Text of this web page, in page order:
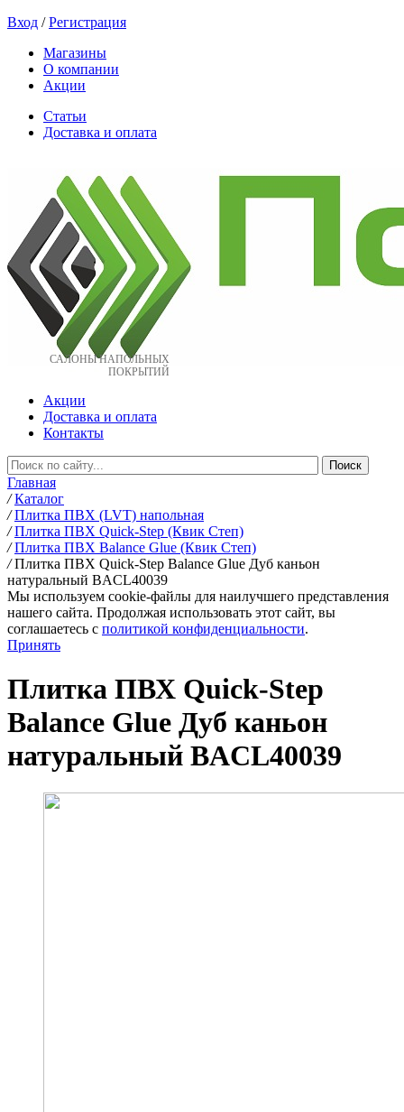
Вход /Регистрация
Магазины
О компании
Акции
Статьи
Доставка и оплата
САЛОНЫ НАПОЛЬНЫХ
ПОКРЫТИЙ
Акции
Доставка и оплата
Контакты
Главная
/ Каталог
/ Плитка ПВХ (LVT) напольная
/ Плитка ПВХ Quick-Step (Квик Степ)
/ Плитка ПВХ Balance Glue (Квик Степ)
/ Плитка ПВХ Quick-Step Balance Glue Дуб каньон
натуральный BACL40039
Мы используем cookie-файлы для наилучшего представления
нашего сайта. Продолжая использовать этот сайт, вы
соглашаетесь c политикой конфиденциальности.
Принять
Плитка ПВХ Quick-Step
Balance Glue Дуб каньон
натуральный BACL40039